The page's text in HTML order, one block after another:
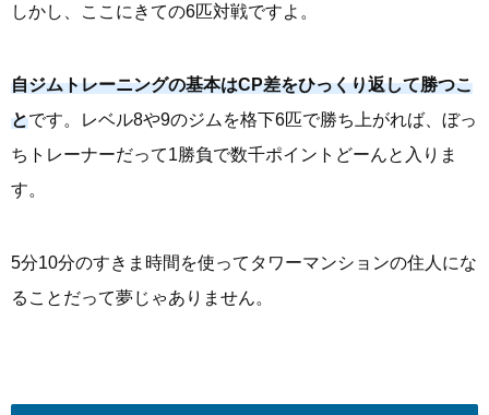
しかし、ここにきての6匹対戦ですよ。
自ジムトレーニングの基本はCP差をひっくり返して勝つこ
とです。レベル8や9のジムを格下6匹で勝ち上がれば、ぼっ
ちトレーナーだって1勝負で数千ポイントどーんと入りま
す。
5分10分のすきま時間を使ってタワーマンションの住人にな
ることだって夢じゃありません。